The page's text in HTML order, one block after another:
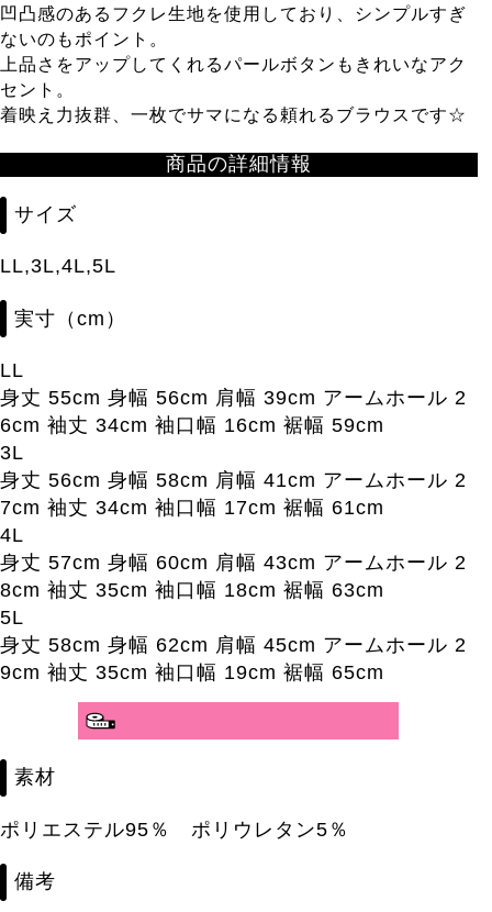
凹凸感のあるフクレ生地を使用しており、シンプルすぎ
ないのもポイント。
上品さをアップしてくれるパールボタンもきれいなアク
セント。
着映え力抜群、一枚でサマになる頼れるブラウスです☆
商品の詳細情報
サイズ
LL,3L,4L,5L
実寸（cm）
LL
身丈 55cm 身幅 56cm 肩幅 39cm アームホール 2
6cm 袖丈 34cm 袖口幅 16cm 裾幅 59cm
3L
身丈 56cm 身幅 58cm 肩幅 41cm アームホール 2
7cm 袖丈 34cm 袖口幅 17cm 裾幅 61cm
4L
身丈 57cm 身幅 60cm 肩幅 43cm アームホール 2
8cm 袖丈 35cm 袖口幅 18cm 裾幅 63cm
5L
身丈 58cm 身幅 62cm 肩幅 45cm アームホール 2
9cm 袖丈 35cm 袖口幅 19cm 裾幅 65cm
分かりやすいサイズガイド>>
素材
ポリエステル95％ ポリウレタン5％
備考